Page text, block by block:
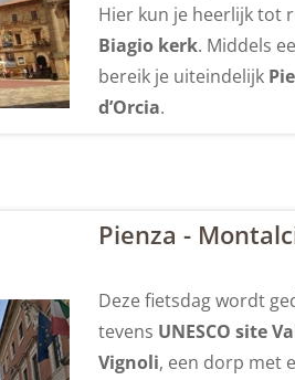
Hier kun je heerlijk tot
Biagio kerk. Middels
bereik je uiteindelijk
d’Orcia.
Pienza -
Deze fietsdag wordt
tevens UNESCO site
Vignoli, een dorp met